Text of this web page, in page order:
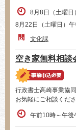
8月8日（土曜日
8月22日（土曜日）
文化課
空き家無料相談
行政書士高崎事業協
お気軽にご相談くださ
午前10時～午後